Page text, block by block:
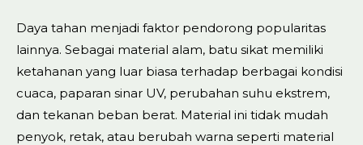
Daya tahan menjadi faktor pendorong popularitas
lainnya. Sebagai material alam, batu sikat memiliki
ketahanan yang luar biasa terhadap berbagai kondisi
cuaca, paparan sinar UV, perubahan suhu ekstrem,
dan tekanan beban berat. Material ini tidak mudah
penyok, retak, atau berubah warna seperti material